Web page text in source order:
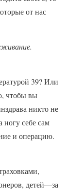
от нас
39? Или
чтобы вы
никто не
себе сам
и операцию.
детей—за